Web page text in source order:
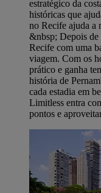
estratégico da
históricas que
no Recife ajuda a
&nbsp; Depois de
Recife com uma
viagem. Com os
prático e ganha
história de
cada estadia em
Limitless entra
pontos e